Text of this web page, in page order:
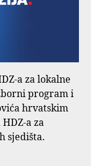
a za lokalne
program i
hrvatskim
a za
sjedišta.